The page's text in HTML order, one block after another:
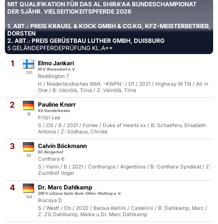
MIT QUALIFIKATION FÜR DAS AL SHIRA'AA BUNDESCHAMPIONAT
DER 5JÄHR. VIELSEITIGKEITSPFERDE 2026
1. ABT.: PREIS KRAUEL & KOCK GMBH & CO.KG, KFZ-MEISTERBETRIEB,
DORSTEN
2. ABT.: PREIS GERÜSTBAU LUTHER GMBH, DUISBURG
5 GELÄNDEPFERDEPRÜFUNG KL.A**
1
291
Elmo Jankari
RFV Warendorf e.V.
Reddington 7
H / Niederländisches Wblt. -KWPN- / Df / 2021 / Highway M TN / All in
One / B: Väinölä, Tiina / Z: Väinölä, Tiina
2
18
Pauline Knorr
RV Ganderkesee
Fritzi Lee
S / OS / B / 2021 / Forlee / Duke of Hearts xx / B: Schaefers, Elisabeth
Antonia / Z: Südhaus, Christa
3
36
Calvin Böckmann
RC Bergerhof
Conthara 6
S / Hann / B / 2021 / Conthargos / Argentinus / B: Conthara Syndikat / Z:
Zuchthof Vogel
4
144
Dr. Marc Dahlkamp
ZRFV Lützow Selm-Bork-Olfen-Waltrop e.V.
Biscaya D
S / Westf / Db / 2020 / Balous Bellini / Castellini / B: Dahlkamp, Marc /
Z: ZG Dahlkamp, Maike u.Dr. Marc Dahlkamp